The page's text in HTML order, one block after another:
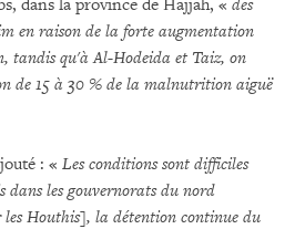
dans la province de Hajjah, « des
en raison de la forte augmentation
tandis qu'à Al-Hodeida et Taiz, on
de 15 à 30 % de la malnutrition aiguë
: « Les conditions sont difficiles
dans les gouvernorats du nord
Houthis], la détention continue du